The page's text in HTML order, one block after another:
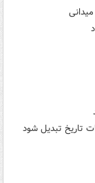
تاریخ تبدیل شود